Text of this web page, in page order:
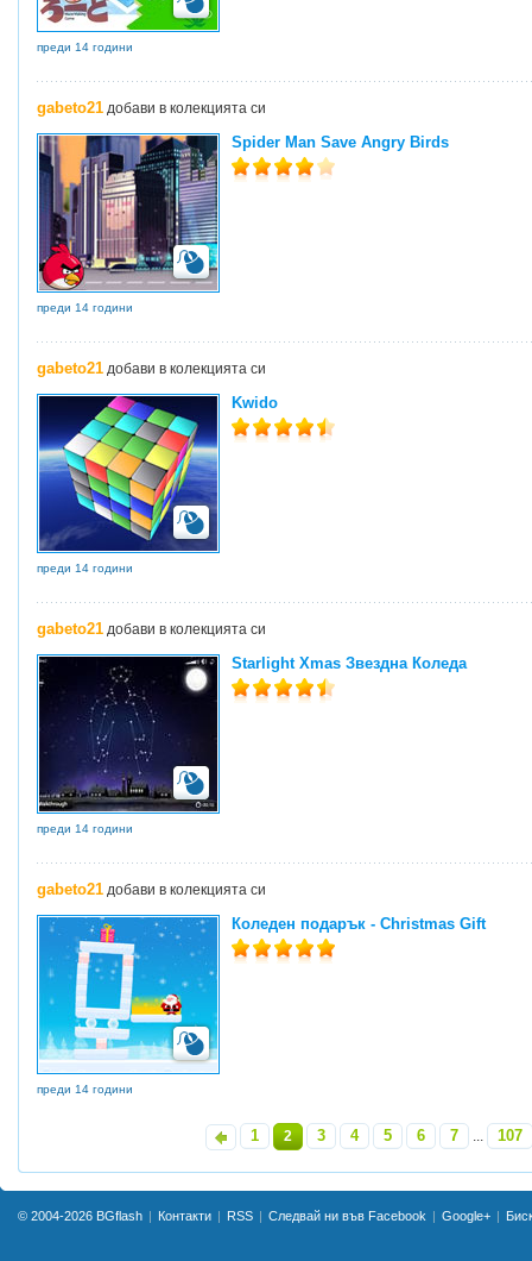
преди 14 години
gabeto21 добави в колекцията си
Spider Man Save Angry Birds
преди 14 години
gabeto21 добави в колекцията си
Kwido
преди 14 години
gabeto21 добави в колекцията си
Starlight Xmas Звездна Коледа
преди 14 години
gabeto21 добави в колекцията си
Коледен подарък - Christmas Gift
преди 14 години
1 2 3 4 5 6 7 ... 107»
© 2004-2026 BGflash Контакти RSS Следвай ни във Facebook Google+